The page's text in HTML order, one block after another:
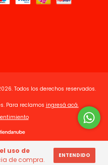
uso de
de compra.
ENTENDIDO
Todos los derechos reservados.
Para reclamos ingresá acá.